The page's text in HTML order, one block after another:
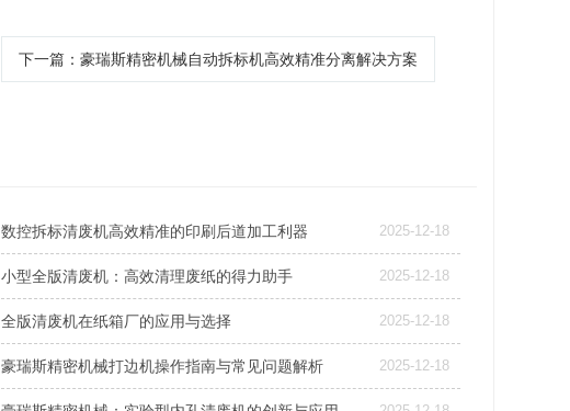
下一篇：豪瑞斯精密机械自动拆标机高效精准分离解决方案
数控拆标清废机高效精准的印刷后道加工利器 2025-12-18
小型全版清废机：高效清理废纸的得力助手 2025-12-18
全版清废机在纸箱厂的应用与选择 2025-12-18
豪瑞斯精密机械打边机操作指南与常见问题解析 2025-12-18